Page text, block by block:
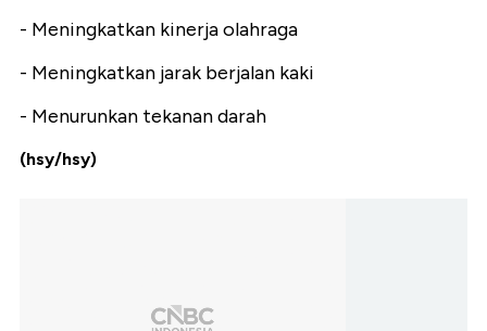
- Meningkatkan kinerja olahraga
- Meningkatkan jarak berjalan kaki
- Menurunkan tekanan darah
(hsy/hsy)